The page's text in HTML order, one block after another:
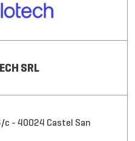
SRL
- 40024 Castel San